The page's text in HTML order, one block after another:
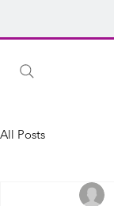
All Posts